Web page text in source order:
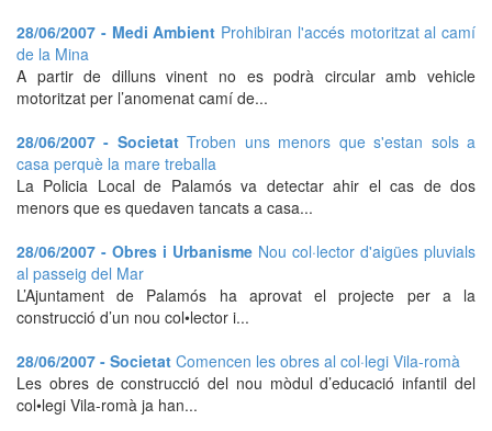
28/06/2007 - Medi Ambient Prohibiran l'accés motoritzat al camí
de la Mina
A partir de dilluns vinent no es podrà circular amb vehicle
motoritzat per l’anomenat camí de...
28/06/2007 - SocietatTroben uns menors que s'estan sols a
casa perquè la mare treballa
La Policia Local de Palamós va detectar ahir el cas de dos
menors que es quedaven tancats a casa...
28/06/2007 - Obres i Urbanisme Nou col·lector d'aigües pluvials
al passeig del Mar
L’Ajuntament de Palamós ha aprovat el projecte per a la
construcció d’un nou col•lector i...
28/06/2007 - Societat Comencen les obres al col·legi Vila-romà
Les obres de construcció del nou mòdul d’educació infantil del
col•legi Vila-romà ja han...